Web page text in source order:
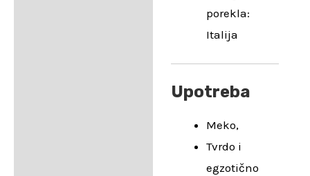
porekla:
Italija
Upotreba
Meko,
Tvrdo i
egzotično